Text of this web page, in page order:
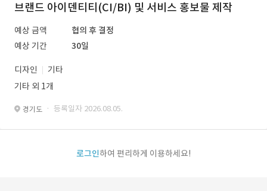
브랜드 아이덴티티(CI/BI) 및 서비스 홍보물 제작
예상 금액
협의 후 결정
예상 기간
30일
디자인
기타
기타 외 1개
경기도 · 등록일자 2026.08.05.
로그인하여 편리하게 이용하세요!